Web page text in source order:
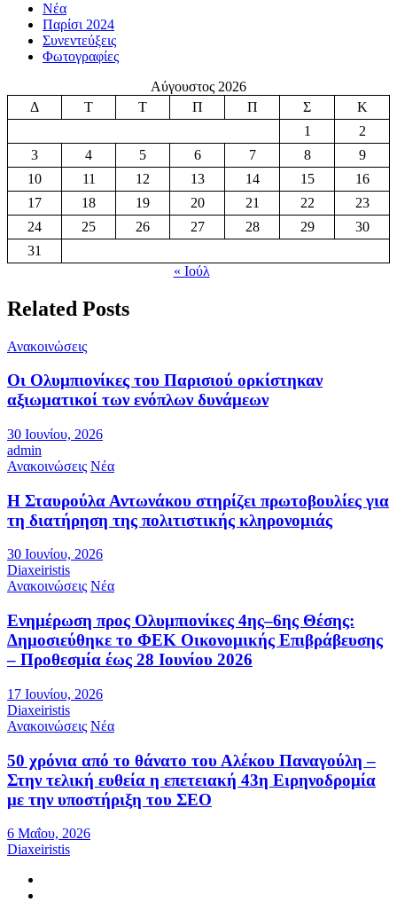
Νέα
Παρίσι 2024
Συνεντεύξεις
Φωτογραφίες
Αύγουστος 2026
Δ
Τ Τ Π Π Σ
Κ
1
2
3
4 5 6 7 8
9
10
11 12 13 14 15
16
17
18 19 20 21 22
23
24
25 26 27 28 29
30
31
« Ιούλ
Related Posts
Ανακοινώσεις
Οι Ολυμπιονίκες του Παρισιού ορκίστηκαν
αξιωματικοί των ενόπλων δυνάμεων
30 Ιουνίου, 2026
admin
Ανακοινώσεις Νέα
Η Σταυρούλα Αντωνάκου στηρίζει πρωτοβουλίες για
τη διατήρηση της πολιτιστικής κληρονομιάς
30 Ιουνίου, 2026
Diaxeiristis
Ανακοινώσεις Νέα
Ενημέρωση προς Ολυμπιονίκες 4ης–6ης Θέσης:
Δημοσιεύθηκε το ΦΕΚ Οικονομικής Επιβράβευσης
– Προθεσμία έως 28 Ιουνίου 2026
17 Ιουνίου, 2026
Diaxeiristis
Ανακοινώσεις Νέα
50 χρόνια από το θάνατο του Αλέκου Παναγούλη –
Στην τελική ευθεία η επετειακή 43η Ειρηνοδρομία
με την υποστήριξη του ΣΕΟ
6 Μαΐου, 2026
Diaxeiristis